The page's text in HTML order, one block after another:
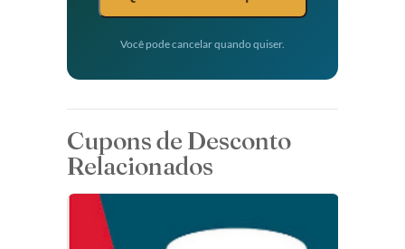
Você pode cancelar quando quiser.
Cupons de Desconto
Relacionados